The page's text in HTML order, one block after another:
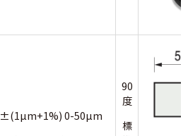
±(1µm+1%) 0-50µm
90
度
標